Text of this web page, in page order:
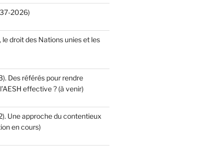
2026)
le droit des Nations unies et les
Des référés pour rendre
effective ? (à venir)
Une approche du contentieux
en cours)